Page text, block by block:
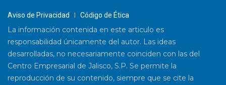
Aviso de Privacidad Código de Ética
La información contenida en este articulo es
responsabilidad únicamente del autor. Las ideas
desarrolladas, no necesariamente coinciden con las del
Centro Empresarial de Jalisco, S.P. Se permite la
reproducción de su contenido, siempre que se cite la